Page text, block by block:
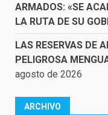
ARMADOS: «SE
LA RUTA DE SU
LAS RESERVAS DE
PELIGROSA
agosto de 2026
ARCHIVO